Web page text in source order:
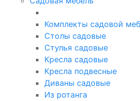
Комплекты садовой
Столы садовые
Стулья садовые
Кресла садовые
Кресла подвесные
Диваны садовые
Из ротанга